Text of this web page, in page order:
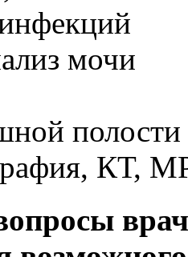
мочи
полости
КТ,